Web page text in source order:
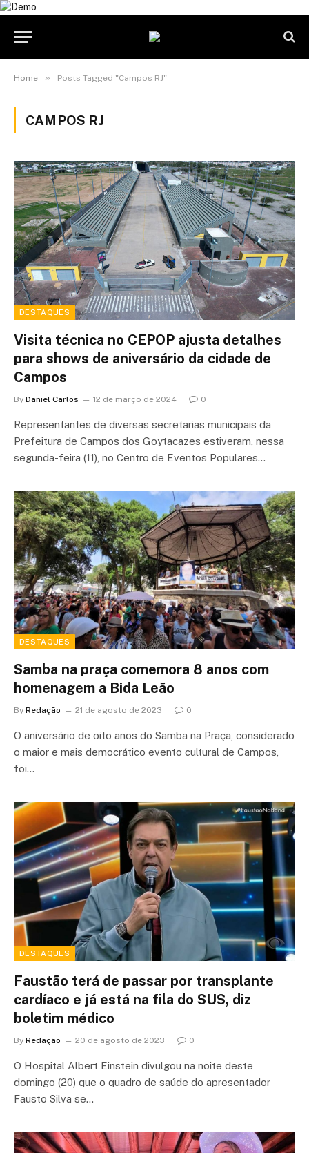
Home » Posts Tagged "Campos RJ"
CAMPOS RJ
DESTAQUES
Visita técnica no CEPOP ajusta detalhes
para shows de aniversário da cidade de
Campos
By Daniel Carlos 12 de março de 2024 0
Representantes de diversas secretarias municipais da
Prefeitura de Campos dos Goytacazes estiveram, nessa
segunda-feira (11), no Centro de Eventos Populares…
DESTAQUES
Samba na praça comemora 8 anos com
homenagem a Bida Leão
By Redação 21 de agosto de 2023 0
O aniversário de oito anos do Samba na Praça, considerado
o maior e mais democrático evento cultural de Campos,
foi…
DESTAQUES
Faustão terá de passar por transplante
cardíaco e já está na fila do SUS, diz
boletim médico
By Redação 20 de agosto de 2023 0
O Hospital Albert Einstein divulgou na noite deste
domingo (20) que o quadro de saúde do apresentador
Fausto Silva se…